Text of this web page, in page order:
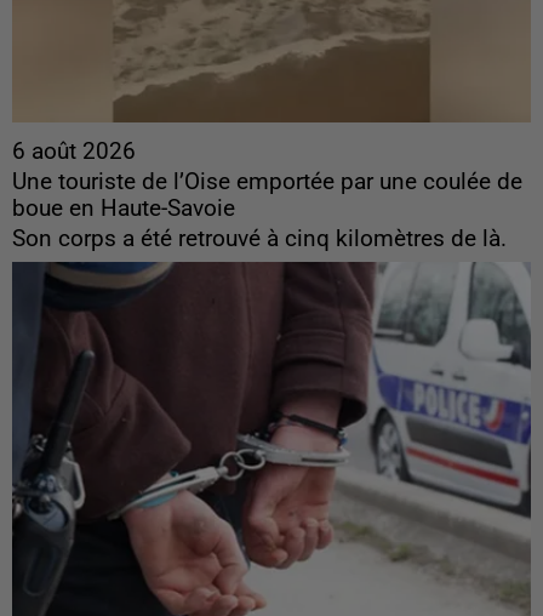
6 août 2026
Une touriste de l’Oise emportée par une coulée de
boue en Haute-Savoie
Son corps a été retrouvé à cinq kilomètres de là.